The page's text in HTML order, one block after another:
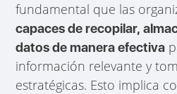
fundamental que las
capaces de recopilar,
datos de manera efectiva
información relevante y
estratégicas. Esto implica